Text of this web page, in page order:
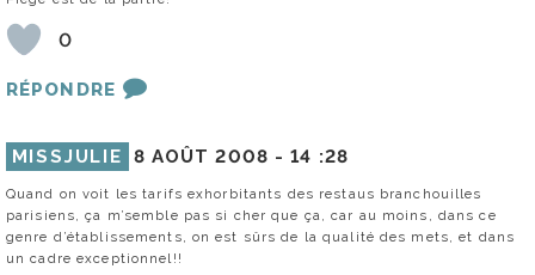
0
RÉPONDRE
MISSJULIE 8 AOÛT 2008 -14 :28
Quand on voit les tarifs exhorbitants des restaus branchouilles
parisiens, ça m’semble pas si cher que ça, car au moins, dans ce
genre d’établissements, on est sûrs de la qualité des mets, et dans
un cadre exceptionnel!!